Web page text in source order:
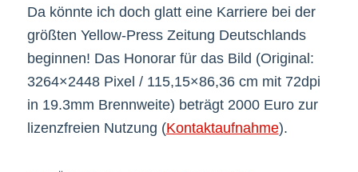
Da könnte ich doch glatt eine Karriere bei der
größten Yellow-Press Zeitung Deutschlands
beginnen! Das Honorar für das Bild (Original:
3264×2448 Pixel / 115,15×86,36 cm mit 72dpi
in 19.3mm Brennweite) beträgt 2000 Euro zur
lizenzfreien Nutzung (Kontaktaufnahme).